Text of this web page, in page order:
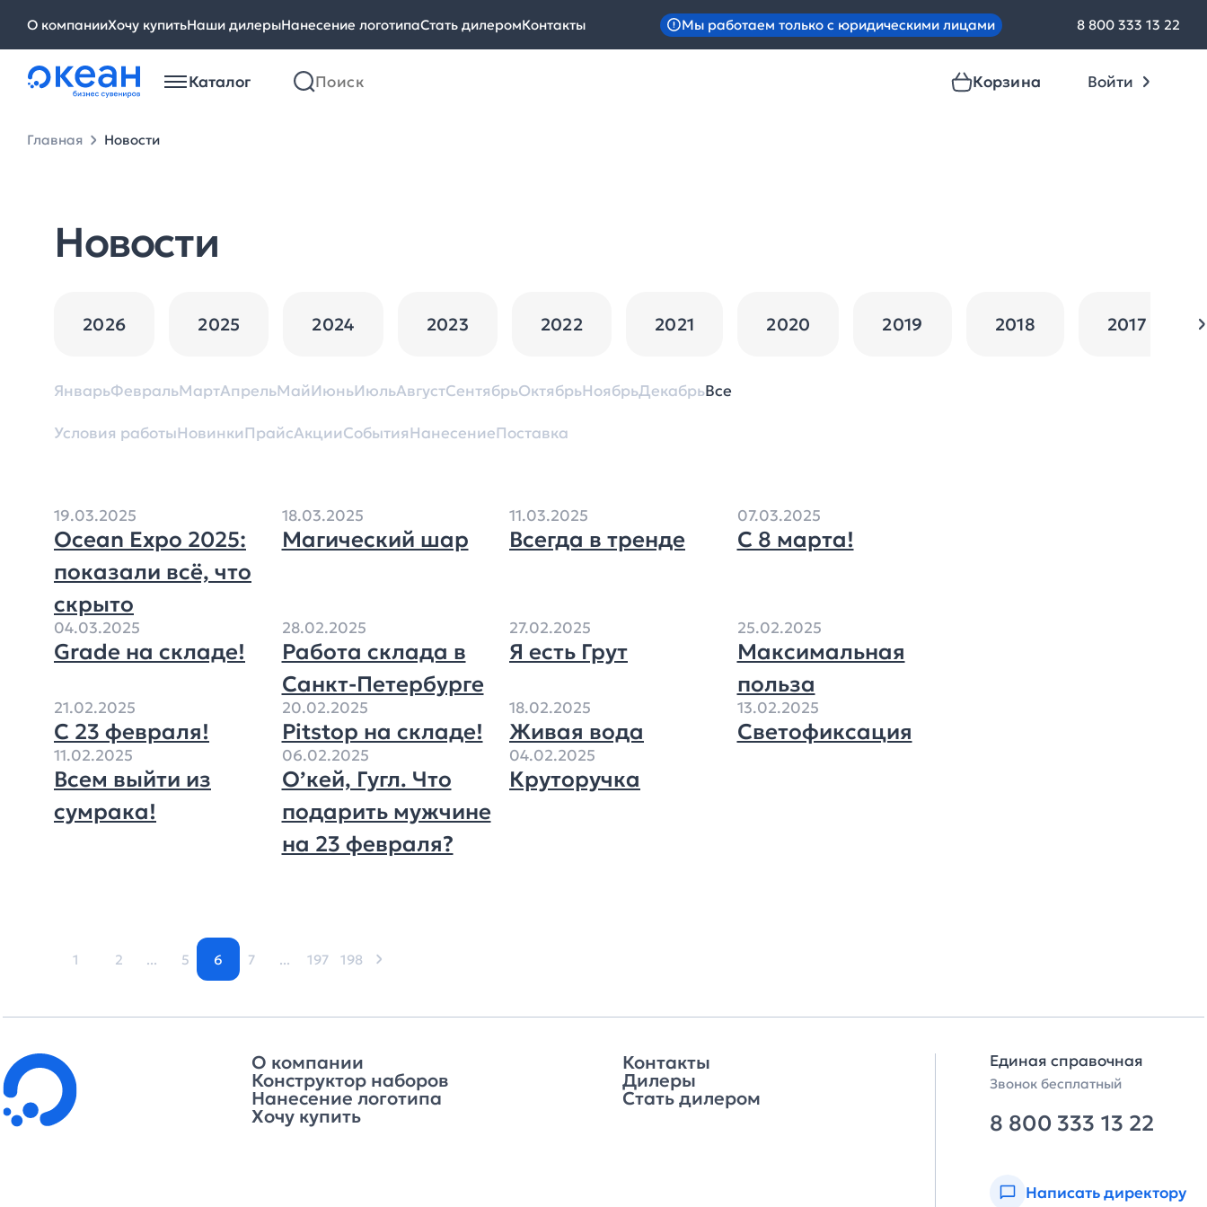
О компанииХочу купитьНаши дилерыНанесение логотипаСтать дилеромКонтакты Мы работаем только с юридическими лицами 8 800 333 13 22
Каталог Корзина Войти
Главная Новости
Новости
2026 2025 2024 2023 2022 2021 2020 2019 2018 2017
ЯнварьФевральМартАпрельМайИюньИюльАвгустСентябрьОктябрьНоябрьДекабрьВсе
Условия работыНовинкиПрайсАкцииСобытияНанесениеПоставка
19.03.2025
Ocean Expo 2025:
показали всё, что
скрыто
18.03.2025
Магический шар
11.03.2025
Всегда в тренде
07.03.2025
С 8 марта!
04.03.2025
Grade на складе!
28.02.2025
Работа склада в
Санкт-Петербурге
27.02.2025
Я есть Грут
25.02.2025
Максимальная
польза
21.02.2025
С 23 февраля!
20.02.2025
Pitstop на складе!
18.02.2025
Живая вода
13.02.2025
Светофиксация
11.02.2025
Всем выйти из
сумрака!
06.02.2025
О’кей, Гугл. Что
подарить мужчине
на 23 февраля?
04.02.2025
Круторучка
1 2 ... 5 6 7 ... 197 198
О компании
Конструктор наборов
Нанесение логотипа
Хочу купить
Контакты
Дилеры
Стать дилером
Единая справочная
Звонок бесплатный
8 800 333 13 22
Написать директору